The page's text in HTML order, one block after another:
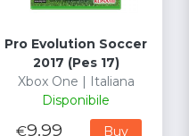
Pro Evolution Soccer
2017 (Pes 17)
Xbox One | Italiana
Disponibile
€9.99 Buy